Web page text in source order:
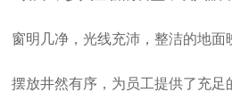
窗明几净，光线充沛，整洁的地
摆放井然有序，为员工提供了充足